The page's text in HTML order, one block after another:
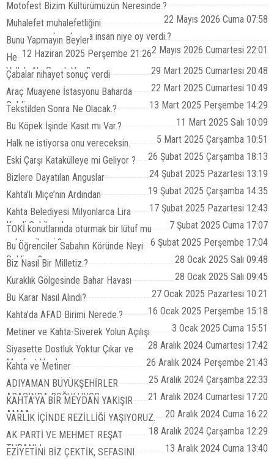
Motofest Bizim Kültürümüzün Neresinde.?
22 Mayıs 2026 Cuma 07:58
Muhalefet muhalefetliğini
yapamayacaksa, bunca insan niye oy verdi.?
2 Mayıs 2026 Cumartesi 22:01
Bunu Yapmayın Beyler
12 Haziran 2025 Perşembe 21:26
He
Vallah, Ne Gerek Var ?
29 Mart 2025 Cumartesi 20:48
Çabalar nihayet sonuç verdi
22 Mart 2025 Cumartesi 10:49
Araç Muayene İstasyonu Baharda
Geldi.
13 Mart 2025 Perşembe 14:29
Tekstilden Sonra Ne Olacak.?
11 Mart 2025 Salı 10:09
Bu Köpek İşinde Kasıt mı Var.?
5 Mart 2025 Çarşamba 10:51
Halk ne istiyorsa onu vereceksin.
26 Şubat 2025 Çarşamba 18:13
Eski Çarşı Katakülleye mi Geliyor ?
24 Şubat 2025 Pazartesi 13:19
Bizlere Dayatılan Anguslar
19 Şubat 2025 Çarşamba 14:35
Kahta'lı Mıçe’nın Ardından
17 Şubat 2025 Pazartesi 12:43
Kahta Belediyesi Milyonlarca Lira
Kredi Çekilecek
7 Şubat 2025 Cuma 17:07
TOKİ konutlarında oturmak bir lütuf mu
yoksa çile mi.?
6 Şubat 2025 Perşembe 17:04
Bu Öğrenciler Sabahın Köründe Neyi
Bekliyor.?
28 Ocak 2025 Salı 09:48
Biz Nasıl Bir Milletiz.?
28 Ocak 2025 Salı 09:45
Kuraklık Gölgesinde Bahar Havası
27 Ocak 2025 Pazartesi 10:21
Bu Karar Nasıl Alındı?
16 Ocak 2025 Perşembe 15:18
Kahta’da AFAD Birimi Nerede.?
3 Ocak 2025 Cuma 15:51
Metiner ve Kahta-Siverek Yolun Açılışı
28 Aralık 2024 Cumartesi 17:42
Siyasette Dostluk Yoktur Çıkar ve
Menfaat Vardır
26 Aralık 2024 Perşembe 21:43
Kahta ve Metiner
25 Aralık 2024 Çarşamba 22:33
ADIYAMAN BÜYÜKŞEHİRLER
ARASINDA BOĞULUYOR
21 Aralık 2024 Cumartesi 17:20
KAHTA’YA BİR MEYDAN YAKIŞIR
AMAA...
20 Aralık 2024 Cuma 16:22
VARLIK İÇİNDE REZİLLİĞİ YAŞIYORUZ.
18 Aralık 2024 Çarşamba 12:29
AK PARTİ VE MEHMET REŞAT
TURANLI
13 Aralık 2024 Cuma 13:40
EZİYETİNİ BİZ ÇEKTİK, SEFASINI